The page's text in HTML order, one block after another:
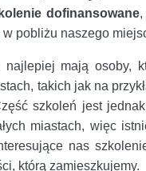
dofinansowane
pobliżu naszego
najlepiej mają osoby,
takich jak na
szkoleń jest
miastach, więc
nas
którą zamieszkujemy.